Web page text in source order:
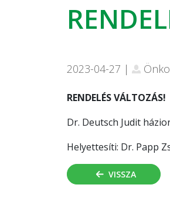
2023-04-27 |
RENDELÉS VÁLTOZÁS!
Dr. Deutsch Judit
Helyettesíti: Dr. Papp
VISSZA